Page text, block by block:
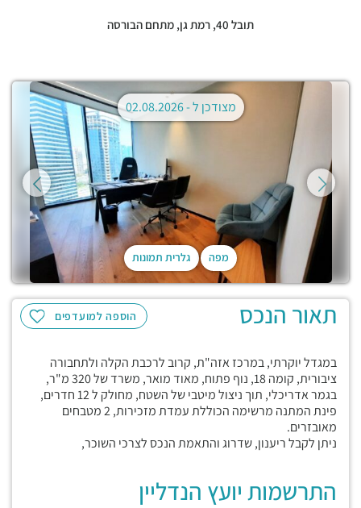
תובל 40, רמת גן, מתחם הבורסה
מפה גלרית תמונות
מצודכן ל -02.08.2026
הוספה למועדפים תאור הנכס
במגדל יוקרתי, במרכז אזה"ת, קרוב לרכבת הקלה ולתחבורה
ציבורית, קומה 18, נוף פתוח, מאוד מואר, משרד של 320 מ"ר,
בגמר אדריכלי, תוך ניצול מיטבי של השטח, מחולק ל 12 חדרים,
פינת המתנה מרשימה הכוללת עמדת מזכירות, 2 מטבחים
מאובזרים.
ניתן לקבל ריענון, שדרוג והתאמת הנכס לצרכי השוכר,
התרשמות יועץ הנדליין